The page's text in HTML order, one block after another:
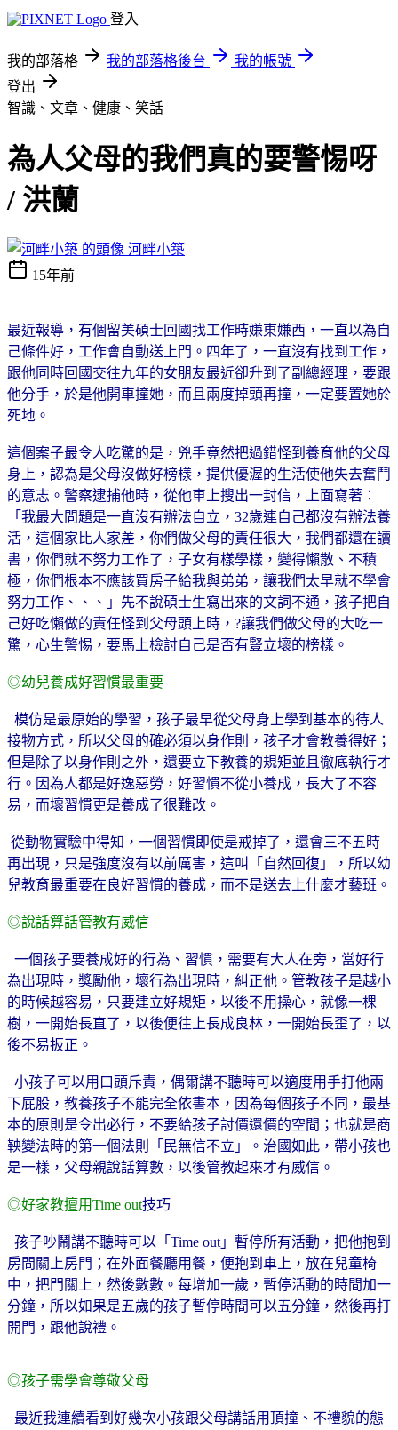
登入
我的部落格 我的部落格後台
我的帳號
登出
智識、文章、健康、笑話
為人父母的我們真的要警惕呀
/ 洪蘭
河畔小築
15年前
最近報導，有個留美碩士回國找工作時嫌東嫌西，一直以為自
己條件好，工作會自動送上門。四年了，一直沒有找到工作，
跟他同時回國交往九年的女朋友最近卻升到了副總經理，要跟
他分手，於是他開車撞她，而且兩度掉頭再撞，一定要置她於
死地。
這個案子最令人吃驚的是，兇手竟然把過錯怪到養育他的父母
身上，認為是父母沒做好榜樣，提供優渥的生活使他失去奮鬥
的意志。警察逮捕他時，從他車上搜出一封信，上面寫著：
「我最大問題是一直沒有辦法自立， 32歲連自己都沒有辦法養
活，這個家比人家差，你們做父母的責任很大，我們都還在讀
書，你們就不努力工作了，子女有樣學樣，變得懶散、不積
極，你們根本不應該買房子給我與弟弟，讓我們太早就不學會
努力工作、、、」先不說碩士生寫出來的文詞不通，孩子把自
己好吃懶做的責任怪到父母頭上時， ?讓我們做父母的大吃一
驚，心生警惕，要馬上檢討自己是否有豎立壞的榜樣。
◎幼兒養成好習慣最重要
模仿是最原始的學習，孩子最早從父母身上學到基本的待人
接物方式，所以父母的確必須以身作則，孩子才會教養得好；
但是除了以身作則之外，還要立下教養的規矩並且徹底執行才
行。因為人都是好逸惡勞，好習慣不從小養成，長大了不容
易，而壞習慣更是養成了很難改。
從動物實驗中得知，一個習慣即使是戒掉了，還會三不五時
再出現，只是強度沒有以前厲害，這叫「自然回復」，所以幼
兒教育最重要在良好習慣的養成，而不是送去上什麼才藝班。
◎說話算話管教有威信
一個孩子要養成好的行為、習慣，需要有大人在旁，當好行
為出現時，獎勵他，壞行為出現時，糾正他。管教孩子是越小
的時候越容易，只要建立好規矩，以後不用操心，就像一棵
樹，一開始長直了，以後便往上長成良林，一開始長歪了，以
後不易扳正。
小孩子可以用口頭斥責，偶爾講不聽時可以適度用手打他兩
下屁股，教養孩子不能完全依書本，因為每個孩子不同，最基
本的原則是令出必行，不要給孩子討價還價的空間；也就是商
鞅變法時的第一個法則「民無信不立」。治國如此，帶小孩也
是一樣，父母親說話算數，以後管教起來才有威信。
◎好家教擅用Time out技巧
孩子吵鬧講不聽時可以「 Time out 」暫停所有活動，把他抱到
房間關上房門；在外面餐廳用餐，便抱到車上，放在兒童椅
中，把門關上，然後數數。每增加一歲，暫停活動的時間加一
分鐘，所以如果是五歲的孩子暫停時間可以五分鐘，然後再打
開門，跟他說禮。
◎孩子需學會尊敬父母
最近我連續看到好幾次小孩跟父母講話用頂撞、不禮貌的態